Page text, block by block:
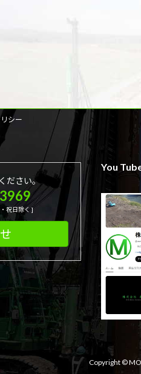
シー
ださい。
祝日除く ]
You
Copyright ©